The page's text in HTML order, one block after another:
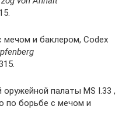
и баклером, Codex
оружейной палаты MS I.33 ,
по борьбе с мечом и